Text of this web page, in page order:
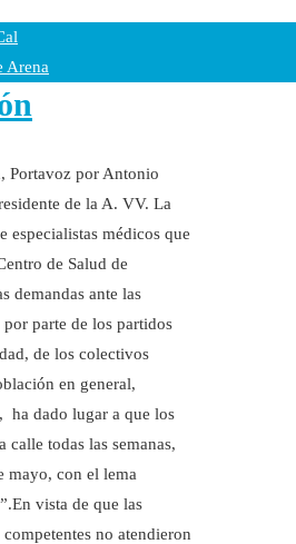
Arena
Portavoz por Antonio
de la A. VV. La
especialistas médicos que
de Salud de
demandas ante las
parte de los partidos
de los colectivos
en general,
ha dado lugar a que los
calle todas las semanas,
mayo, con el lema
vista de que las
no atendieron